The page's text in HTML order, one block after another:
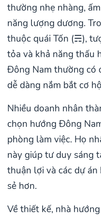
thường nhẹ nhàng,
năng lượng dương.
thuộc quái Tốn (☴),
tỏa và khả năng thấu
Đông Nam thường có
dễ dàng nắm bắt cơ
Nhiều doanh nhân
chọn hướng Đông
phòng làm việc. Họ
này giúp tư duy sáng
thuận lợi và các dự
sẻ hơn.
Về thiết kế, nhà